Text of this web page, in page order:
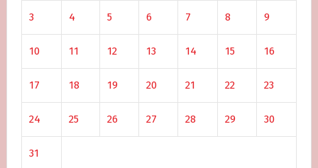
3 4 5 6 7 8 9
10 11 12 13 14 15 16
17 18 19 20 21 22 23
24 25 26 27 28 29 30
31